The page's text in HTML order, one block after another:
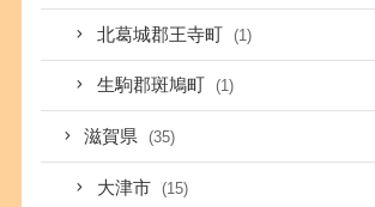
北葛城郡王寺町 (1)
生駒郡斑鳩町 (1)
滋賀県 (35)
大津市 (15)